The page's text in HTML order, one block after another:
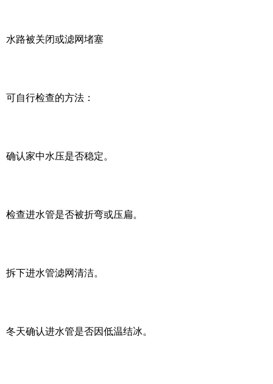
水路被关闭或滤网堵塞
可自行检查的方法：
确认家中水压是否稳定。
检查进水管是否被折弯或压扁。
拆下进水管滤网清洁。
冬天确认进水管是否因低温结冰。